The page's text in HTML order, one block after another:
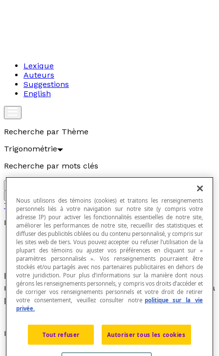
Lexique
Auteurs
Suggestions
English
Recherche par Thème
Trigonométrie
Recherche par mots clés
Trigonométrie
Rapport de projection orthogonale
Dans uneprojection orthogonale, rapport entre la
mesure d'un segment du plan et la mesure de sa
projection sur la droite cible.
Recherche par thème
Nous utilisons des témoins (cookies) et traitons les renseignements
personnels liés à votre navigation sur notre site (y compris votre
adresse IP) pour activer les fonctionnalités essentielles de notre site,
améliorer les performances de notre site, recueillir des statistiques et
diffuser des publicités ciblées ou du contenu personnalisé, y compris sur
les sites web de tiers. Vous pouvez accepter ou refuser l’utilisation de la
plupart des témoins ou ajuster vos préférences en cliquant sur «
paramètres personnalisés ». Vos renseignements pourraient être
stockés et/ou partagés avec nos partenaires publicitaires en dehors de
votre juridiction. Pour plus d’informations sur la manière dont nous
gérons les renseignements personnels, y compris vos droits d’accéder et
de corriger vos renseignements personnels et votre droit de retirer
votre consentement, veuillez consulter notre politique sur la vie
privée.
Tout refuser Autoriser tous les cookies